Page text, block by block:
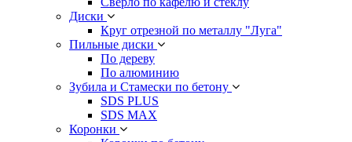
Диски
Круг отрезной по металлу "Луга"
Пильные диски
По дереву
По алюминию
Зубила и Стамески по бетону
SDS PLUS
SDS MAX
Коронки